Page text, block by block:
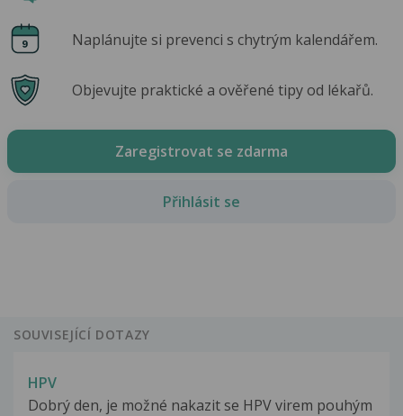
Naplánujte si prevenci s chytrým kalendářem.
Objevujte praktické a ověřené tipy od lékařů.
Zaregistrovat se zdarma
Přihlásit se
SOUVISEJÍCÍ DOTAZY
HPV
Dobrý den, je možné nakazit se HPV virem pouhým